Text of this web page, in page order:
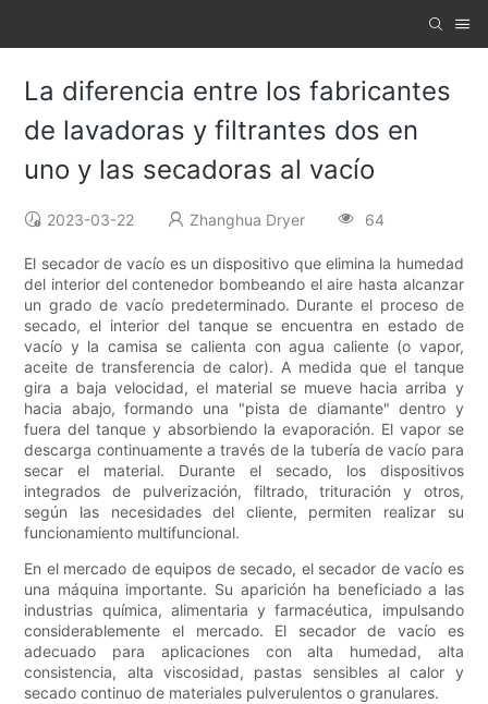
La diferencia entre los fabricantes
de lavadoras y filtrantes dos en
uno y las secadoras al vacío
2023-03-22 Zhanghua Dryer 64
El secador de vacío es un dispositivo que elimina la humedad
del interior del contenedor bombeando el aire hasta alcanzar
un grado de vacío predeterminado. Durante el proceso de
secado, el interior del tanque se encuentra en estado de
vacío y la camisa se calienta con agua caliente (o vapor,
aceite de transferencia de calor). A medida que el tanque
gira a baja velocidad, el material se mueve hacia arriba y
hacia abajo, formando una "pista de diamante" dentro y
fuera del tanque y absorbiendo la evaporación. El vapor se
descarga continuamente a través de la tubería de vacío para
secar el material. Durante el secado, los dispositivos
integrados de pulverización, filtrado, trituración y otros,
según las necesidades del cliente, permiten realizar su
funcionamiento multifuncional.
En el mercado de equipos de secado, el secador de vacío es
una máquina importante. Su aparición ha beneficiado a las
industrias química, alimentaria y farmacéutica, impulsando
considerablemente el mercado. El secador de vacío es
adecuado para aplicaciones con alta humedad, alta
consistencia, alta viscosidad, pastas sensibles al calor y
secado continuo de materiales pulverulentos o granulares.